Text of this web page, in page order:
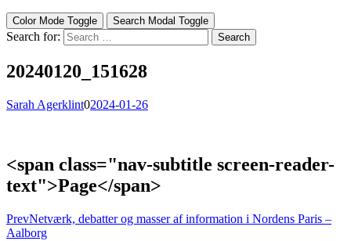
Color Mode Toggle Search Modal Toggle
Search for: Search
20240120_151628
Sarah Agerklint02024-01-26
<span class="nav-subtitle screen-reader-
text">Page</span>
PrevNetværk, debatter og masser af information i Nordens Paris –
Aalborg